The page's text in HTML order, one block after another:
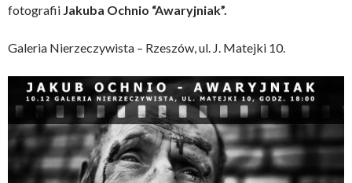
fotografii Jakuba Ochnio “Awaryjniak”.
Galeria Nierzeczywista – Rzeszów, ul. J. Matejki 10.